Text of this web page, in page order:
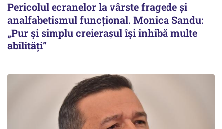
Pericolul ecranelor la vârste fragede și
analfabetismul funcțional. Monica Sandu:
„Pur și simplu creierașul își inhibă multe
abilități”